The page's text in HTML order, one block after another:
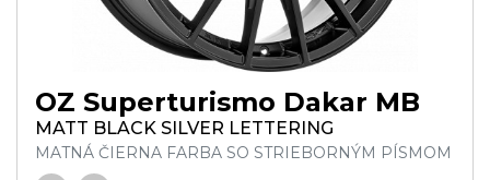
OZ Superturismo Dakar MB
MATT BLACK SILVER LETTERING
MATNÁ ČIERNA FARBA SO STRIEBORNÝM PÍSMOM